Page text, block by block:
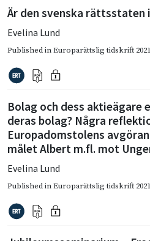
Är den svenska rättsstaten
Evelina Lund
Published inEuroparättslig tidskrift
Bolag och dess aktieägare
deras bolag? Några
Europadomstolens
målet Albert m.fl. mot
Evelina Lund
Published inEuroparättslig tidskrift